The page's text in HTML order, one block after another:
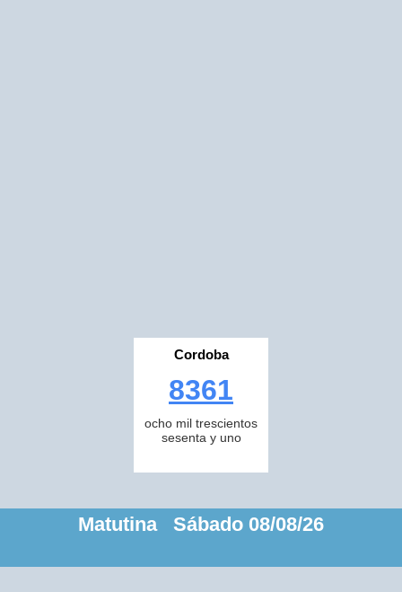
Cordoba
8361
ocho mil trescientos
sesenta y uno
Matutina Sábado 08/08/26